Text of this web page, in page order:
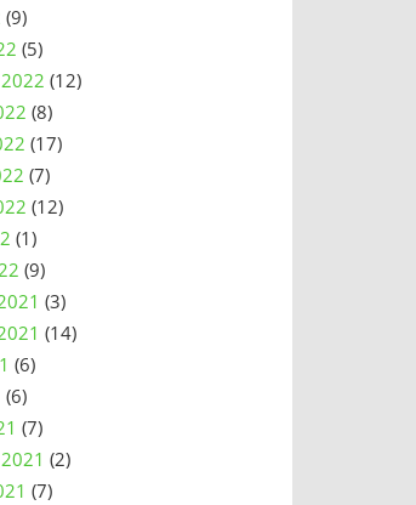
(9)
(5)
(12)
(8)
(17)
(7)
(12)
(1)
(9)
(3)
(14)
(6)
(6)
(7)
(2)
(7)